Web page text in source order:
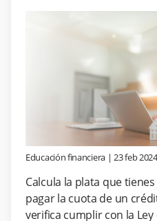
Educación financiera |23 feb 2024
Calcula la plata que
pagar la cuota de un
verifica cumplir con la Ley